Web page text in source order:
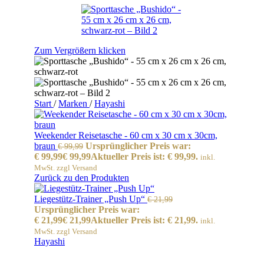
Zum Vergrößern klicken
Start / Marken / Hayashi
Weekender Reisetasche - 60 cm x 30 cm x 30cm,
braun €99,99 Ursprünglicher Preis war:
€ 99,99€ 99,99Aktueller Preis ist: € 99,99. inkl.
MwSt. zzgl Versand
Zurück zu den Produkten
Liegestütz-Trainer „Push Up“ €21,99
Ursprünglicher Preis war:
€ 21,99€ 21,99Aktueller Preis ist: € 21,99. inkl.
MwSt. zzgl Versand
Hayashi